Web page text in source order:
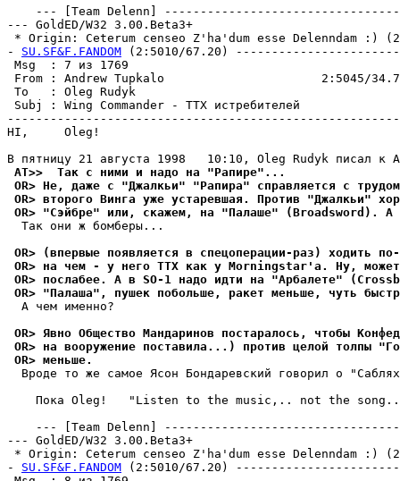
--- [Team Delenn]
--- GoldED/W32 3.00.Beta3+
* Origin: Ceterum censeo Z'ha'dum esse Delenndam :)
- SU.SF&F.FANDOM (2:5010/67.20)
Msg  : 7 из
From : Andrew Tupkalo                      2:5045/
To   : Oleg Rudyk
Subj : Wing Commander - ТТХ
HI,     Oleg!
AT>>  Так с ними и надо на "Рапире"...
OR> Не, даже с "Джалкьи" "Рапира" справляется с
OR> второго Винга уже устаревшая. Против "Джалкьи"
OR> "Сэйбре" или, скажем, на "Палаше" (Broadsword). А
  Так они ж бомбеpы...
OR> (впервые появляется в спецоперации-раз) ходить
OR> на чем - у него ТТХ как у Morningstar'а. Ну,
OR> послабее. А в SO-1 надо идти на "Арбалете"
OR> "Палаша", пушек побольше, ракет меньше, чуть
  А чем именно?
OR> Явно Общество Мандаринов постаралось, чтобы
OR> на вооружение поставила...) против целой толпы
OR> меньше.
Вроде то же самое Ясон Бондаревский говорил о
Пока Oleg!   "Listen to the music,.. not the
--- [Team Delenn]
--- GoldED/W32 3.00.Beta3+
* Origin: Ceterum censeo Z'ha'dum esse Delenndam :)
- SU.SF&F.FANDOM (2:5010/67.20)